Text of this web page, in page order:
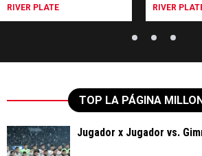
RIVER PLATE RIVER
TOP LA PÁGINA
Jugador x Jugador vs.